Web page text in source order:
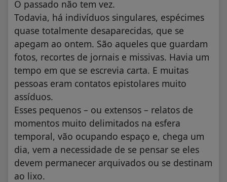
O passado não tem vez.
Todavia, há indivíduos singulares, espécimes
quase totalmente desaparecidas, que se
apegam ao ontem. São aqueles que guardam
fotos, recortes de jornais e missivas. Havia um
tempo em que se escrevia carta. E muitas
pessoas eram contatos epistolares muito
assíduos.
Esses pequenos – ou extensos – relatos de
momentos muito delimitados na esfera
temporal, vão ocupando espaço e, chega um
dia, vem a necessidade de se pensar se eles
devem permanecer arquivados ou se destinam
ao lixo.